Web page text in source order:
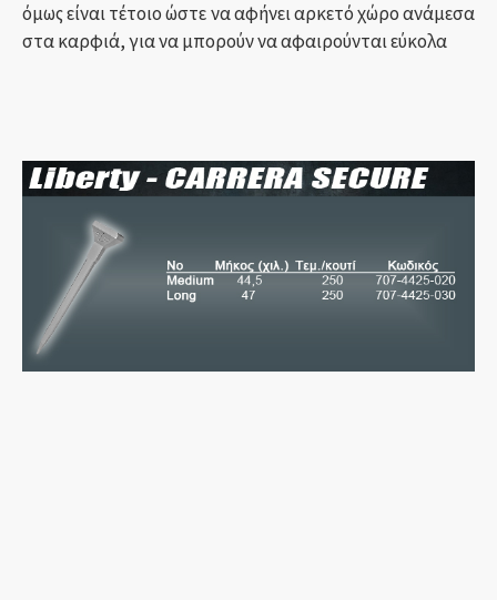
όμως είναι τέτοιο ώστε να αφήνει αρκετό χώρο ανάμεσα
στα καρφιά, για να μπορούν να αφαιρούνται εύκολα